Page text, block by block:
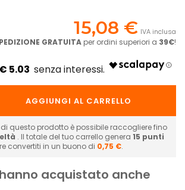
15,08 € IVA inclusa
GRATUITA per ordini superiori a 39€!
€ 5.03
AGGIUNGI AL CARRELLO
questo prodotto è possibile raccogliere fino
. Il totale del tuo carrello genera 15 punti
convertiti in un buono di 0,75 €.
acquistato anche